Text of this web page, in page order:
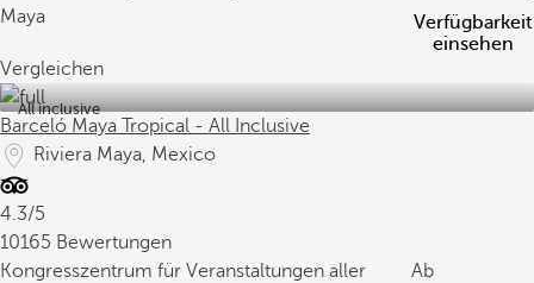
Maya
Verfügbarkeit
einsehen
Vergleichen
All inclusive
Barceló Maya Tropical - All Inclusive
Riviera Maya, Mexico
4.3/5
10165 Bewertungen
Kongresszentrum für Veranstaltungen aller
Ab